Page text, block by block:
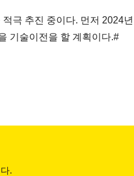
극 추진 중이다. 먼저 2024
기술이전을 할 계획이다.#
.